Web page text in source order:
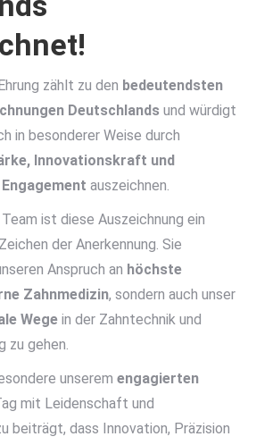
zählt zu den bedeutendsten
Deutschlands und würdigt
in besonderer Weise durch
Innovationskraft und
auszeichnen.
ist diese Auszeichnung ein
der Anerkennung. Sie
Anspruch an höchste
Zahnmedizin, sondern auch unser
Wege in der Zahntechnik und
zu gehen.
unserem engagierten
mit Leidenschaft und
beiträgt, dass Innovation, Präzision